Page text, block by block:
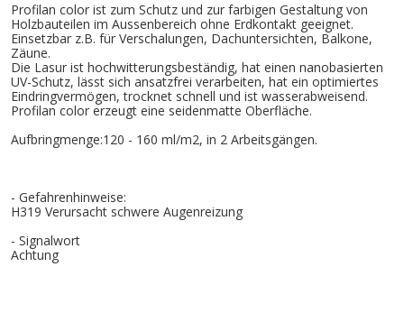
Profilan color ist zum Schutz und zur farbigen Gestaltung von
Holzbauteilen im Aussenbereich ohne Erdkontakt geeignet.
Einsetzbar z.B. für Verschalungen, Dachuntersichten, Balkone,
Zäune.
Die Lasur ist hochwitterungsbeständig, hat einen nanobasierten
UV-Schutz, lässt sich ansatzfrei verarbeiten, hat ein optimiertes
Eindringvermögen, trocknet schnell und ist wasserabweisend.
Profilan color erzeugt eine seidenmatte Oberfläche.
Aufbringmenge:120 - 160 ml/m2, in 2 Arbeitsgängen.
- Gefahrenhinweise:
H319 Verursacht schwere Augenreizung
- Signalwort
Achtung